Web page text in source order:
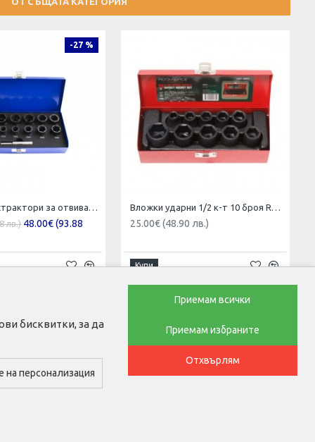
-27 %
Вложки - екстрактори за отвиване на повредени болтове и гайки - заоблени RockForce
лв.) 48.00€ (93.88
Вложки ударни 1/2 к-т 10 броя Rock Force
25.00€ (48.90 лв.)
Купи
ТЕЛ. ЗА ПОРЪЧКИ
бисквитки, за да
на персонализация
Приемам всички
Приемам избраните
Отхвърлям